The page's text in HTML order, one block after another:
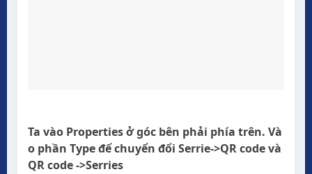
Ta vào Properties ở góc bên phải phía trên. Và
o phần Type để chuyển đổi Serrie->QR code và
QR code ->Serries